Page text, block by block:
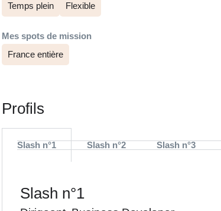
Temps plein
Flexible
Mes spots de mission
France entière
Profils
Slash n°1 Slash n°2 Slash n°3
Slash n°1